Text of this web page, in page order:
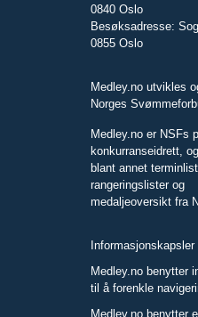
0840 Oslo
Besøksadresse:
0855 Oslo
Medley.no utvikles
Norges
Medley.no er NSFs
konkurranseidrett,
blant annet
rangeringslister og
medaljeoversikt fra
Informasjonskapsler
Medley.no benytter
til å forenkle
Medley.no benytter